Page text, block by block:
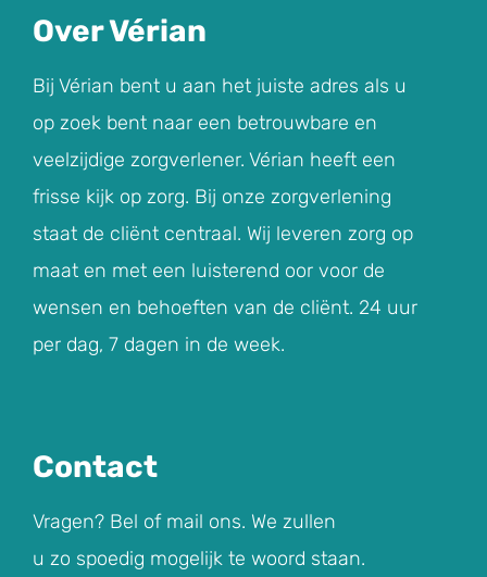
Over Vérian
Bij Vérian bent u aan het juiste adres als u
op zoek bent naar een betrouwbare en
veelzijdige zorgverlener. Vérian heeft een
frisse kijk op zorg. Bij onze zorgverlening
staat de cliënt centraal. Wij leveren zorg op
maat en met een luisterend oor voor de
wensen en behoeften van de cliënt. 24 uur
per dag, 7 dagen in de week.
Contact
Vragen? Bel of mail ons. We zullen
u zo spoedig mogelijk te woord staan.